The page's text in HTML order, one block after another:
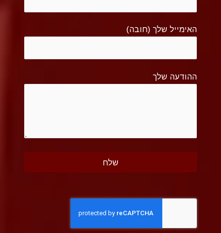
האימייל שלך (חובה)
ההודעה שלך